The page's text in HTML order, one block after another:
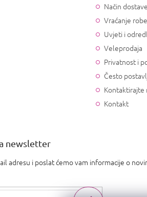
Način
Vraćanje robe
Uvjeti i
Veleprodaja
Privatnost i
Često
Kontaktirajte
Kontakt
newsletter
adresu i poslat ćemo vam informacije o